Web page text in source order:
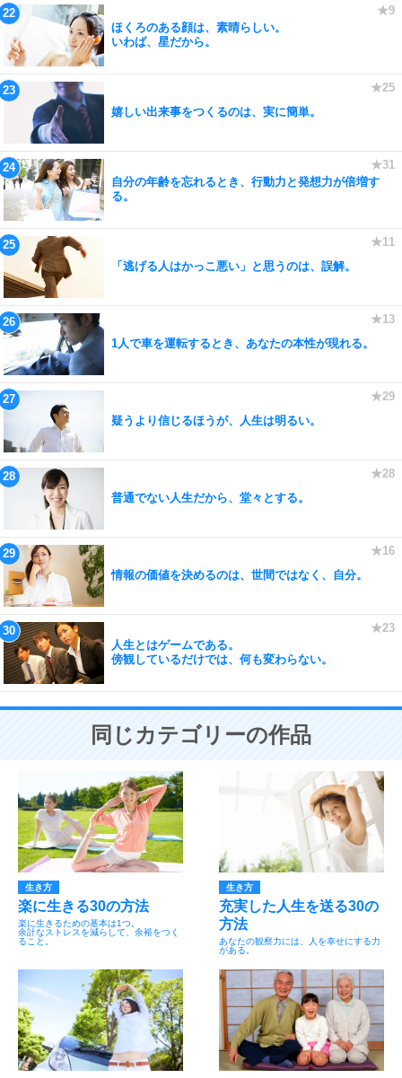
ほくろのある顔は、素晴らしい。
いわば、星だから。
嬉しい出来事をつくるのは、実に簡単。
自分の年齢を忘れるとき、行動力と発想力が倍増す
る。
「逃げる人はかっこ悪い」と思うのは、誤解。
1人で車を運転するとき、あなたの本性が現れる。
疑うより信じるほうが、人生は明るい。
普通でない人生だから、堂々とする。
情報の価値を決めるのは、世間ではなく、自分。
人生とはゲームである。
傍観しているだけでは、何も変わらない。
同じカテゴリーの作品
生き方
楽に生きる30の方法
楽に生きるための基本は1つ。
余計なストレスを減らして、余裕をつく
ること。
生き方
充実した人生を送る30の
方法
あなたの観察力には、人を幸せにする力
がある。